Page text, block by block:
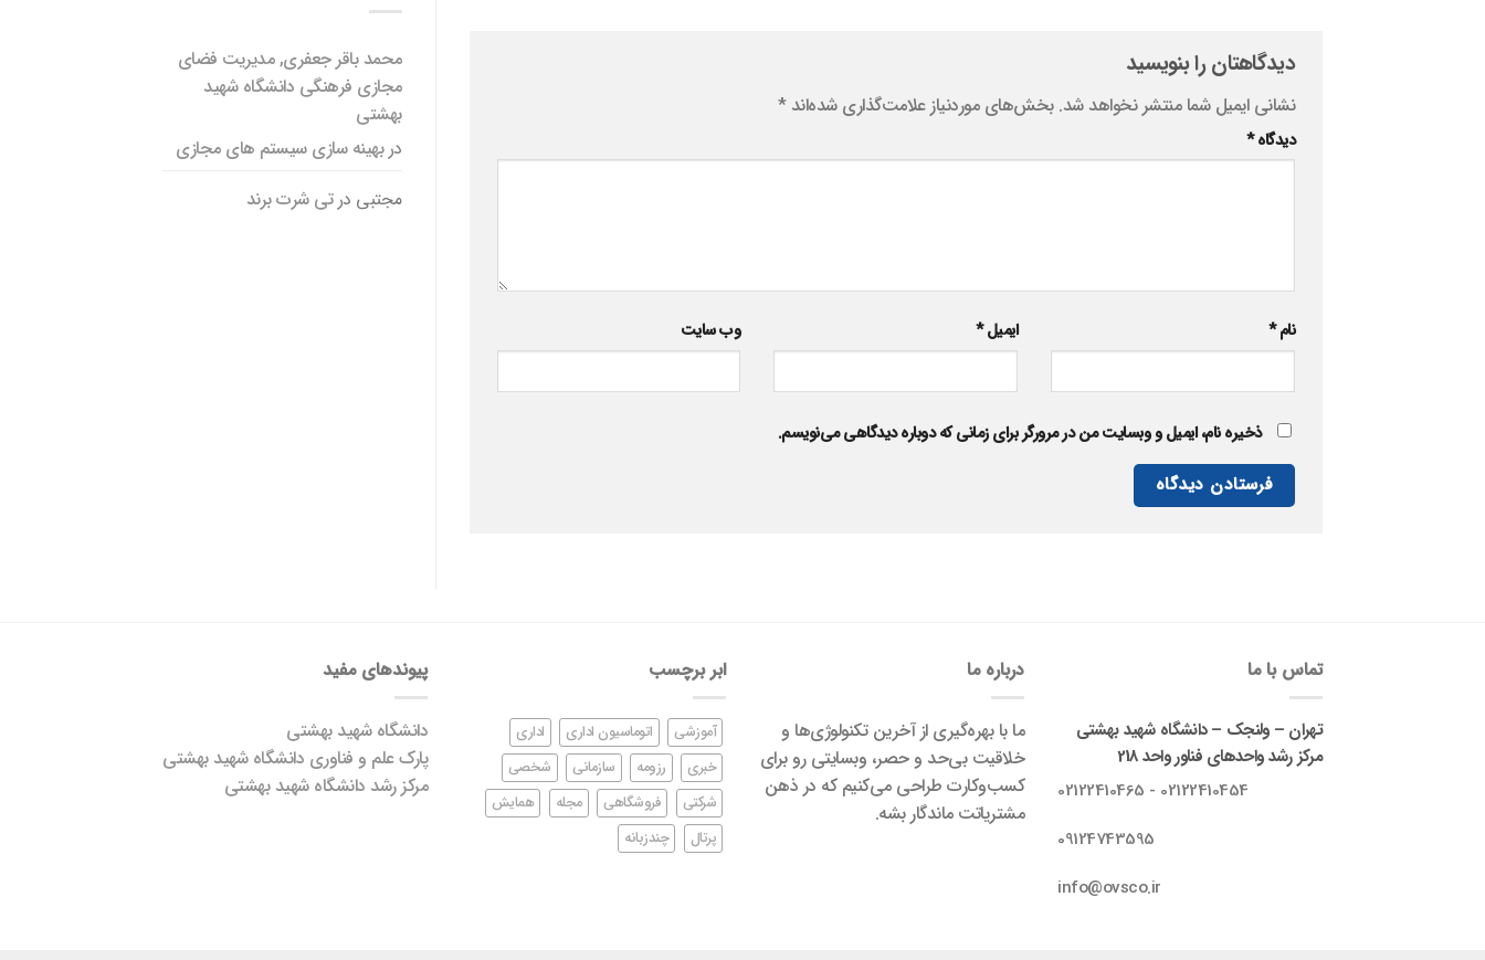
دیدگاهتان را بنویسید
نشانی ایمیل شما منتشر نخواهد شد. بخش‌های موردنیاز علامت‌گذاری شده‌اند*
دیدگاه*
نام* ایمیل* وب‌ سایت
ذخیره نام، ایمیل و وبسایت من در مرورگر برای زمانی که دوباره دیدگاهی می‌نویسم.
محمد باقر جعفری, مدیریت فضای
مجازی فرهنگی دانشگاه شهید
بهشتی
دربهینه سازی سیستم های مجازی
مجتبی درتی شرت برند
تماس با ما
تهران – ولنجک – دانشگاه شهید بهشتی
مرکز رشد واحدهای فناور واحد 218
02122410454 - 02122410465
09124743595
info@ovsco.ir
درباره ما
ما با بهره‌گیری از آخرین تکنولوژی‌ها و
خلاقیت بی‌حد و حصر، وبسایتی رو برای
کسب‌وکارت طراحی می‌کنیم که در ذهن
مشتریاتت ماندگار بشه.
ابر برچسب
آموزشی اتوماسیون اداری
اداری
خبری
رزومه سازمانی
شخصی
شرکتی
فروشگاهی مجله
همایش
پرتال
چندزبانه
پیوندهای مفید
دانشگاه شهید بهشتی
پارک علم و فناوری دانشگاه شهید بهشتی
مرکز رشد دانشگاه شهید بهشتی